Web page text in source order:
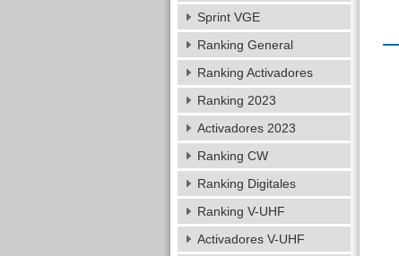
Sprint VGE
Ranking General
Ranking Activadores
Ranking 2023
Activadores 2023
Ranking CW
Ranking Digitales
Ranking V-UHF
Activadores V-UHF